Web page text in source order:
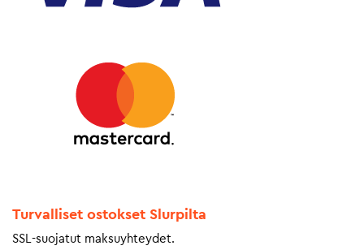
Turvalliset ostokset Slurpilta
SSL-suojatut maksuyhteydet.